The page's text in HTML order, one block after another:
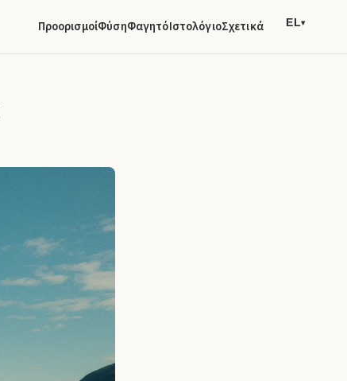
ΠροορισμοίΦύσηΦαγητόΙστολόγιοΣχετικά EL▾